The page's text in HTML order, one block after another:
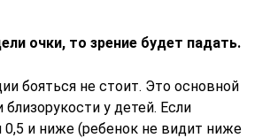
очки, то зрение будет падать.
бояться не стоит. Это основной
у детей. Если
0,5 и ниже (ребенок не видит ниже